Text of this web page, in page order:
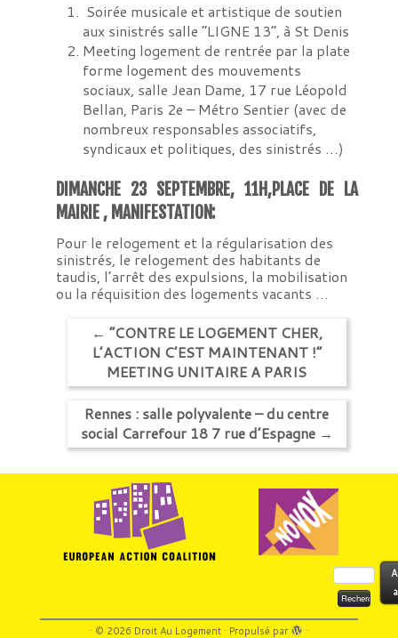
Soirée musicale et artistique de soutien
aux sinistrés salle “LIGNE 13”, à St Denis
Meeting logement de rentrée par la plate
forme logement des mouvements
sociaux, salle Jean Dame, 17 rue Léopold
Bellan, Paris 2e – Métro Sentier (avec de
nombreux responsables associatifs,
syndicaux et politiques, des sinistrés …)
DIMANCHE 23 SEPTEMBRE, 11H,PLACE DE LA
MAIRIE , MANIFESTATION:
Pour le relogement et la régularisation des
sinistrés, le relogement des habitants de
taudis, l’arrêt des expulsions, la mobilisation
ou la réquisition des logements vacants …
← “CONTRE LE LOGEMENT CHER,
L’ACTION C’EST MAINTENANT !”
MEETING UNITAIRE A PARIS
Rennes : salle polyvalente – du centre
social Carrefour 18 7 rue d’Espagne →
Rechercher :
· © 2026 Droit Au Logement· Propulsé par ·